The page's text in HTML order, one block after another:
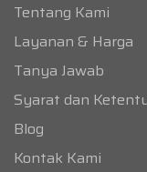
Tentang Kami
Layanan & Harga
Tanya Jawab
Syarat dan
Blog
Kontak Kami